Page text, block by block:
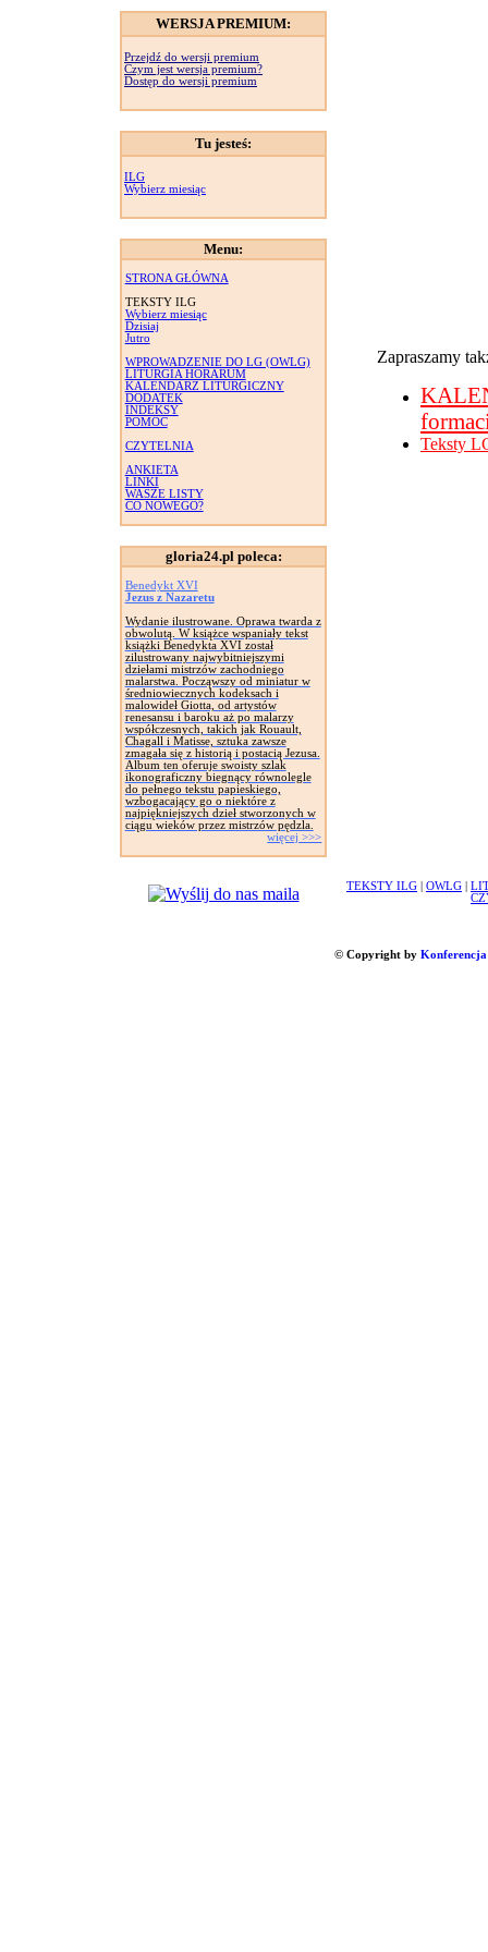
WERSJA PREMIUM:
Przejdź do wersji premium
Czym jest wersja premium?
Dostęp do wersji premium
Tu jesteś:
ILG
Wybierz miesiąc
Menu:
STRONA GŁÓWNA
TEKSTY ILG
Wybierz miesiąc
Dzisiaj
Jutro
WPROWADZENIE DO LG (OWLG)
LITURGIA HORARUM
KALENDARZ LITURGICZNY
DODATEK
INDEKSY
POMOC
CZYTELNIA
ANKIETA
LINKI
WASZE LISTY
CO NOWEGO?
gloria24.pl poleca:
Benedykt XVI
Jezus z Nazaretu
Wydanie ilustrowane. Oprawa twarda z
obwolutą. W książce wspaniały tekst
książki Benedykta XVI został
zilustrowany najwybitniejszymi
dziełami mistrzów zachodniego
malarstwa. Począwszy od miniatur w
średniowiecznych kodeksach i
malowideł Giotta, od artystów
renesansu i baroku aż po malarzy
współczesnych, takich jak Rouault,
Chagall i Matisse, sztuka zawsze
zmagała się z historią i postacią Jezusa.
Album ten oferuje swoisty szlak
ikonograficzny biegnący równolegle
do pełnego tekstu papieskiego,
wzbogacający go o niektóre z
najpiękniejszych dzieł stworzonych w
ciągu wieków przez mistrzów pędzla.
więcej >>>
Zapraszamy
Teksty
TEKSTY ILG OWLG
© Copyright by Konferencja